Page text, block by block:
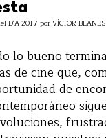
D'A 2017 por VÍCTOR BLANES
lo bueno
de cine que,
de